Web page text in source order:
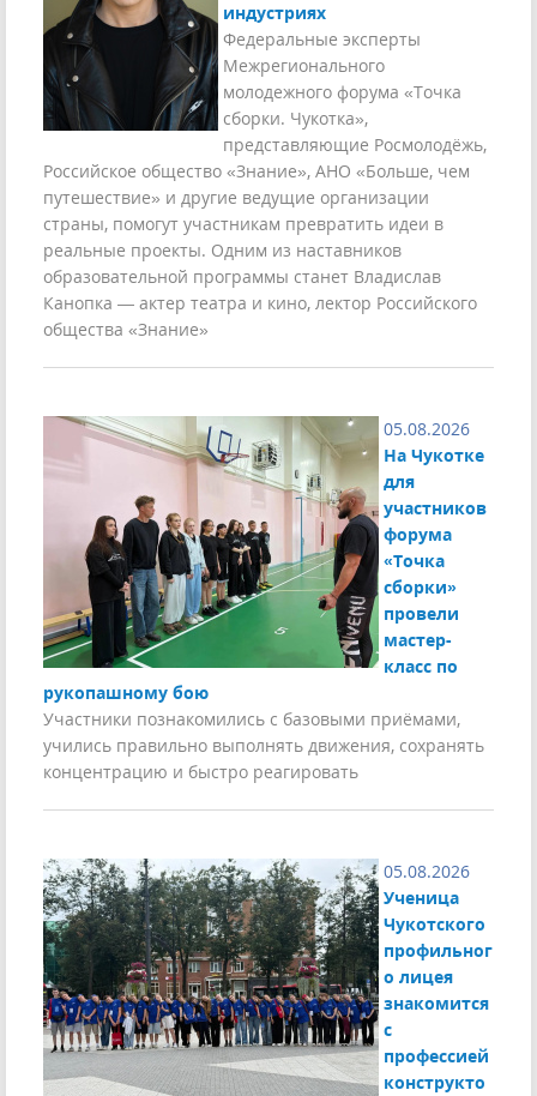
индустриях
Федеральные эксперты
Межрегионального
молодежного форума «Точка
сборки. Чукотка»,
представляющие Росмолодёжь,
Российское общество «Знание», АНО «Больше, чем
путешествие» и другие ведущие организации
страны, помогут участникам превратить идеи в
реальные проекты. Одним из наставников
образовательной программы станет Владислав
Канопка — актер театра и кино, лектор Российского
общества «Знание»
05.08.2026
На Чукотке
для
участников
форума
«Точка
сборки»
провели
мастер-
класс по
рукопашному бою
Участники познакомились с базовыми приёмами,
учились правильно выполнять движения, сохранять
концентрацию и быстро реагировать
05.08.2026
Ученица
Чукотского
профильног
о лицея
знакомится
с
профессией
конструкто